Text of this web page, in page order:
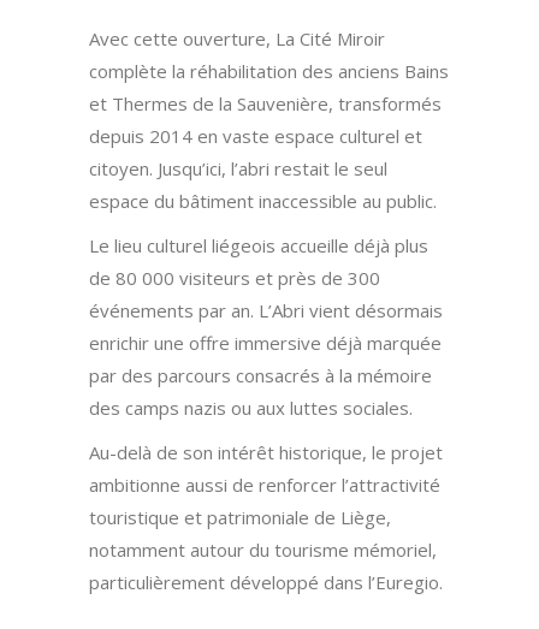
Avec cette ouverture, La Cité Miroir
complète la réhabilitation des anciens Bains
et Thermes de la Sauvenière, transformés
depuis 2014 en vaste espace culturel et
citoyen. Jusqu’ici, l’abri restait le seul
espace du bâtiment inaccessible au public.
Le lieu culturel liégeois accueille déjà plus
de 80 000 visiteurs et près de 300
événements par an. L’Abri vient désormais
enrichir une offre immersive déjà marquée
par des parcours consacrés à la mémoire
des camps nazis ou aux luttes sociales.
Au-delà de son intérêt historique, le projet
ambitionne aussi de renforcer l’attractivité
touristique et patrimoniale de Liège,
notamment autour du tourisme mémoriel,
particulièrement développé dans l’Euregio.